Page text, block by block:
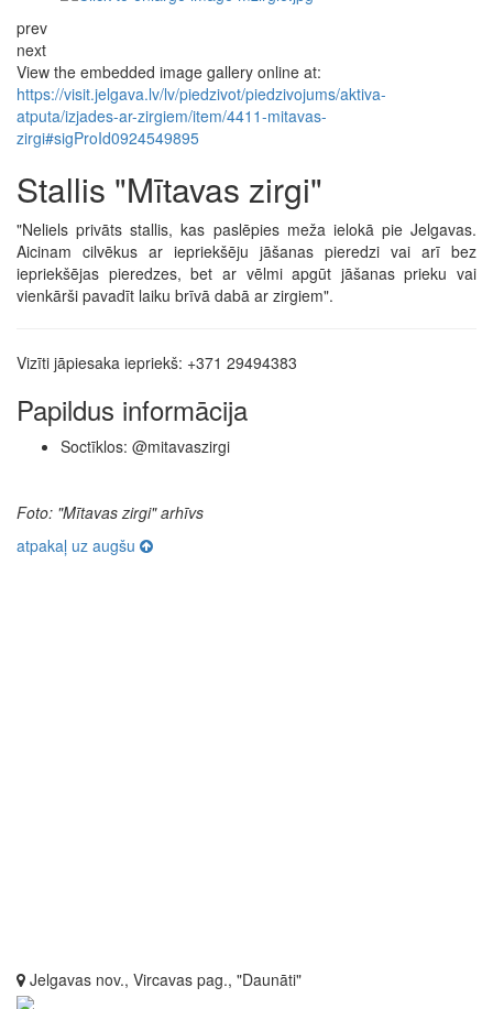
prev
next
View the embedded image gallery online at:
https://visit.jelgava.lv/lv/piedzivot/piedzivojums/aktiva-
atputa/izjades-ar-zirgiem/item/4411-mitavas-
zirgi#sigProId0924549895
Stallis "Mītavas zirgi"
"Neliels privāts stallis, kas paslēpies meža ielokā pie Jelgavas.
Aicinam cilvēkus ar iepriekšēju jāšanas pieredzi vai arī bez
iepriekšējas pieredzes, bet ar vēlmi apgūt jāšanas prieku vai
vienkārši pavadīt laiku brīvā dabā ar zirgiem".
Vizīti jāpiesaka iepriekš: +371 29494383
Papildus informācija
Soctīklos: @mitavaszirgi
Foto: "Mītavas zirgi" arhīvs
atpakaļ uz augšu
Jelgavas nov., Vircavas pag., "Daunāti"